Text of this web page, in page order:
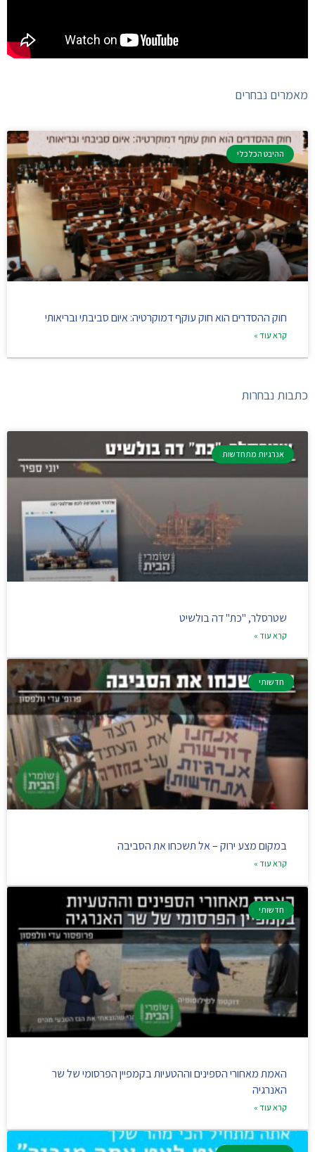
מאמרים נבחרים
ההיבט הכלכלי
חוק ההסדרים הוא חוק עוקף דמוקרטיה: איום סביבתי ובריאותי
קרא עוד »
כתבות נבחרות
אנרגיות מתחדשות
שטרסלר, "כת" דה בולשיט
קרא עוד »
חדשותי
במקום מצע ירוק – אל תשכחו את הסביבה
קרא עוד »
חדשותי
האמת מאחורי הספינים וההטעיות בקמפיין הפרסומי של שר
האנרגיה
קרא עוד »